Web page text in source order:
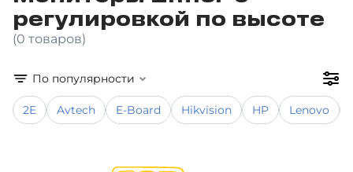
регулировкой по высоте
(0 товаров)
По популярности
2E Avtech E-Board Hikvision HP Lenovo